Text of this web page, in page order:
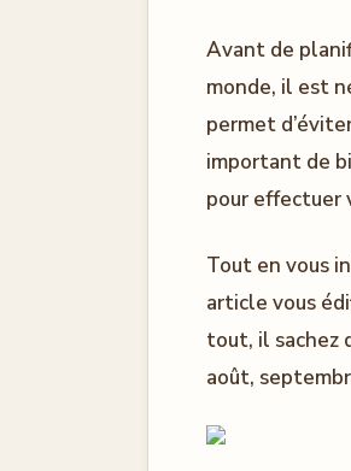
Avant de
monde, il est
permet
important de
pour effectuer
Tout en vous
article vous
tout, il sachez
août,